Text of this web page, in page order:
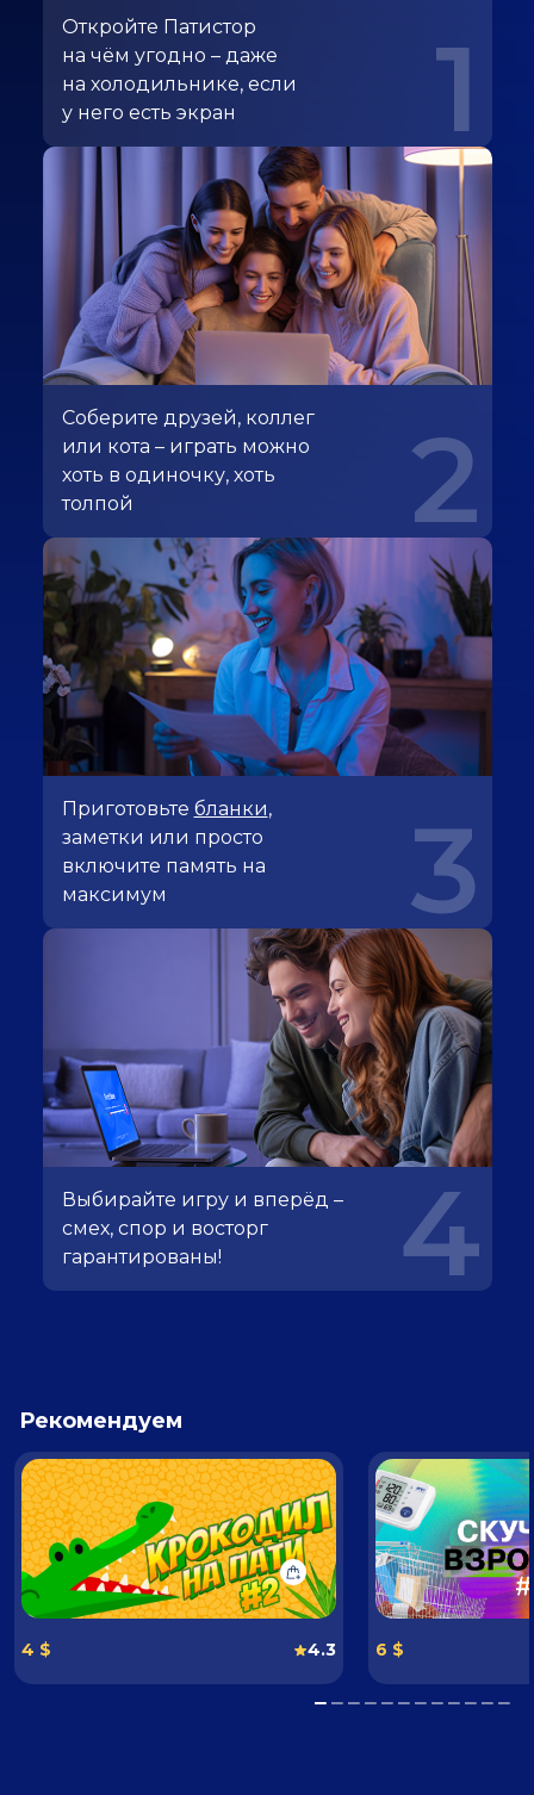
Откройте Патистор
на чём угодно – даже
на холодильнике, если
у него есть экран
1
Соберите друзей, коллег
или кота – играть можно
хоть в одиночку, хоть
толпой
2
Приготовьте бланки,
заметки или просто
включите память на
максимум
3
Выбирайте игру и вперёд –
смех, спор и восторг
гарантированы!
4
Рекомендуем
4 $ 4.3 6 $